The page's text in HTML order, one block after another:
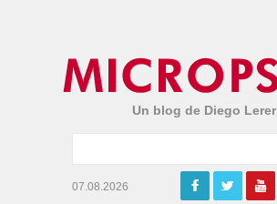
Un blog de Diego Lerer
07.08.2026